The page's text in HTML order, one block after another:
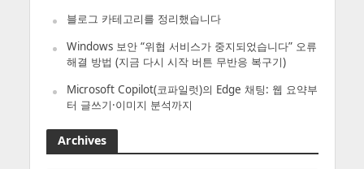
블로그 카테고리를 정리했습니다
Windows 보안 “위협 서비스가 중지되었습니다” 오류
해결 방법 (지금 다시 시작 버튼 무반응 복구기)
Microsoft Copilot(코파일럿)의 Edge 채팅: 웹 요약부
터 글쓰기·이미지 분석까지
Archives